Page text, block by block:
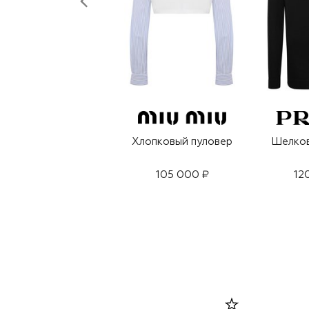
Хлопковый пуловер
105 000 ₽